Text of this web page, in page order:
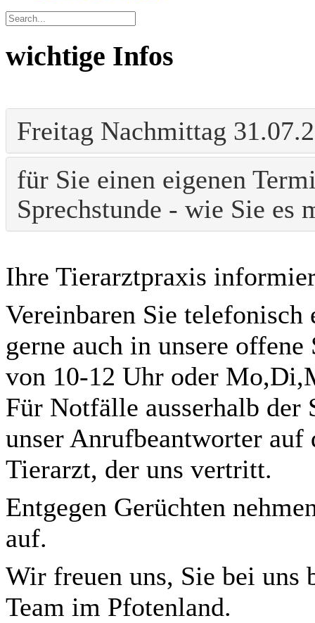
wichtige Infos
Freitag Nachmittag
für Sie einen eigenen
Sprechstunde - wie Sie es
Ihre Tierarztpraxis
Vereinbaren Sie
gerne auch in unsere
von 10-12 Uhr oder
Für Notfälle ausserhalb der
unser Anrufbeantworter
Tierarzt, der uns vertritt.
Entgegen Gerüchten
auf.
Wir freuen uns, Sie bei uns
Team im Pfotenland.